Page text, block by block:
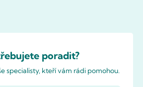
poradit?
specialisty, kteří vám rádi pomohou.